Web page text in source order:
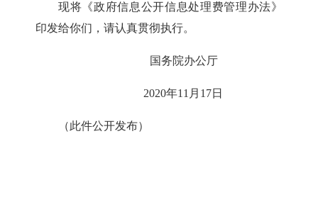
现将《政府信息公开信息处理费管理办法》
印发给你们，请认真贯彻执行。
国务院办公厅
2020年11月17日
（此件公开发布）